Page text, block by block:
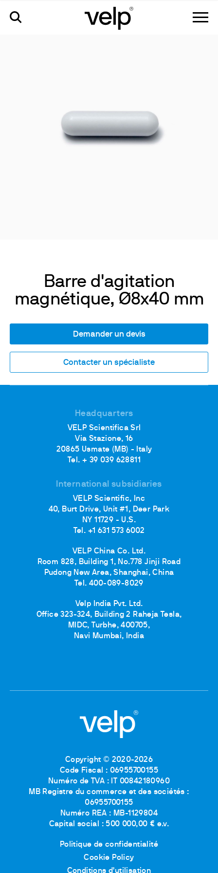
Barre d'agitation
magnétique, Ø8x40 mm
Demander un devis
Contacter un spécialiste
Headquarters
VELP Scientifica Srl
Via Stazione, 16
20865 Usmate (MB) - Italy
Tel. + 39 039 628811
International subsidiaries
VELP Scientific, Inc
40, Burt Drive, Unit #1, Deer Park
NY 11729 - U.S.
Tel. +1 631 573 6002
VELP China Co. Ltd.
Room 828, Building 1, No.778 Jinji Road
Pudong New Area, Shanghai, China
Tel. 400-089-8029
Velp India Pvt. Ltd.
Office 323-324, Building 2 Raheja Tesla,
MIDC, Turbhe, 400705,
Navi Mumbai, India
Copyright © 2020-2026
Code Fiscal : 06955700155
Numéro de TVA : IT 00842180960
MB Registre du commerce et des sociétés :
06955700155
Numéro REA : MB-1129804
Capital social : 500 000,00 € e.v.
Politique de confidentialité
Cookie Policy
Conditions d'utilisation